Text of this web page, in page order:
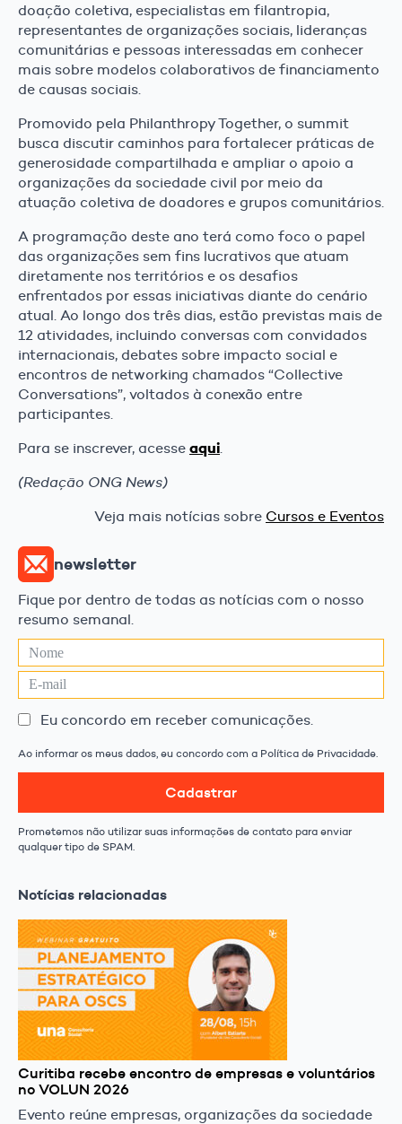
doação coletiva, especialistas em filantropia,
representantes de organizações sociais, lideranças
comunitárias e pessoas interessadas em conhecer
mais sobre modelos colaborativos de financiamento
de causas sociais.
Promovido pela Philanthropy Together, o summit
busca discutir caminhos para fortalecer práticas de
generosidade compartilhada e ampliar o apoio a
organizações da sociedade civil por meio da
atuação coletiva de doadores e grupos comunitários.
A programação deste ano terá como foco o papel
das organizações sem fins lucrativos que atuam
diretamente nos territórios e os desafios
enfrentados por essas iniciativas diante do cenário
atual. Ao longo dos três dias, estão previstas mais de
12 atividades, incluindo conversas com convidados
internacionais, debates sobre impacto social e
encontros de networking chamados “Collective
Conversations”, voltados à conexão entre
participantes.
Para se inscrever, acesse aqui.
(Redação ONG News)
Veja mais notícias sobre Cursos e Eventos
newsletter
Fique por dentro de todas as notícias com o nosso
resumo semanal.
Eu concordo em receber comunicações.
Ao informar os meus dados, eu concordo com a Política de Privacidade.
Cadastrar
Prometemos não utilizar suas informações de contato para enviar
qualquer tipo de SPAM.
Notícias relacionadas
Curitiba recebe encontro de empresas e voluntários
no VOLUN 2026
Evento reúne empresas, organizações da sociedade